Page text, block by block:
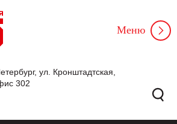
ул. Кронштадтская,
302
Меню